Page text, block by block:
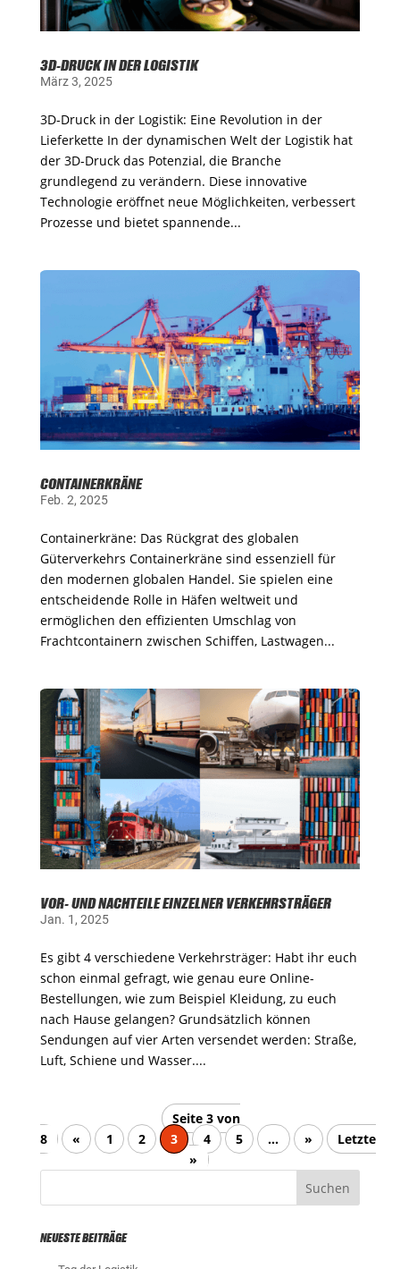
3D-DRUCK IN DER LOGISTIK
März 3, 2025
3D-Druck in der Logistik: Eine Revolution in der
Lieferkette In der dynamischen Welt der Logistik hat
der 3D-Druck das Potenzial, die Branche
grundlegend zu verändern. Diese innovative
Technologie eröffnet neue Möglichkeiten, verbessert
Prozesse und bietet spannende...
CONTAINERKRÄNE
Feb. 2, 2025
Containerkräne: Das Rückgrat des globalen
Güterverkehrs Containerkräne sind essenziell für
den modernen globalen Handel. Sie spielen eine
entscheidende Rolle in Häfen weltweit und
ermöglichen den effizienten Umschlag von
Frachtcontainern zwischen Schiffen, Lastwagen...
VOR- UND NACHTEILE EINZELNER VERKEHRSTRÄGER
Jan. 1, 2025
Es gibt 4 verschiedene Verkehrsträger: Habt ihr euch
schon einmal gefragt, wie genau eure Online-
Bestellungen, wie zum Beispiel Kleidung, zu euch
nach Hause gelangen? Grundsätzlich können
Sendungen auf vier Arten versendet werden: Straße,
Luft, Schiene und Wasser....
Seite 3 von
8
« 1 2 3 4 5 ... »
Letzte
»
NEUESTE BEITRÄGE